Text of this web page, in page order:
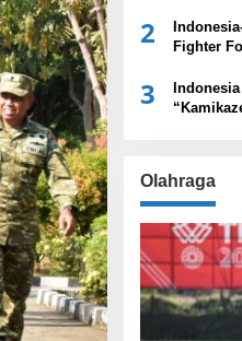
2
Fighter
3
Olahraga